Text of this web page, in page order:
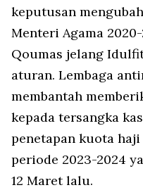
keputusan
Menteri Agama
Qoumas jelang
aturan. Lembaga
membantah
kepada tersangka
penetapan kuota
periode 2023-2024
12 Maret lalu.